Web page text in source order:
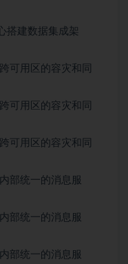
搭建数据集成架
可用区的容灾和同
可用区的容灾和同
可用区的容灾和同
部统一的消息服
部统一的消息服
部统一的消息服